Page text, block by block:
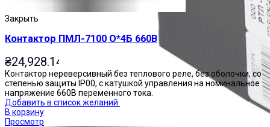
Закрыть
Контактор ПМЛ-7100 О*4Б 660В
₴24,928.14
Контактор нереверсивный без теплового реле, без оболочки, со
степенью защиты IP00, с катушкой управления на номинальное
напряжение 660В переменного тока.
Добавить в список желаний
В корзину
Просмотр